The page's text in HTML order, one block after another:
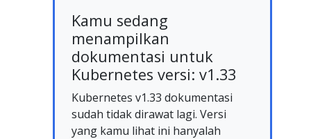
Kamu sedang
menampilkan
dokumentasi untuk
Kubernetes versi: v1.33
Kubernetes v1.33 dokumentasi
sudah tidak dirawat lagi. Versi
yang kamu lihat ini hanyalah